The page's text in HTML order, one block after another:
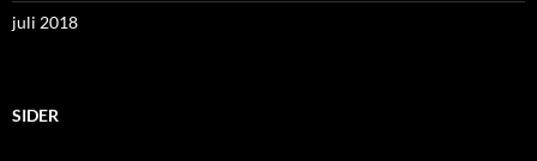
juli 2018
SIDER